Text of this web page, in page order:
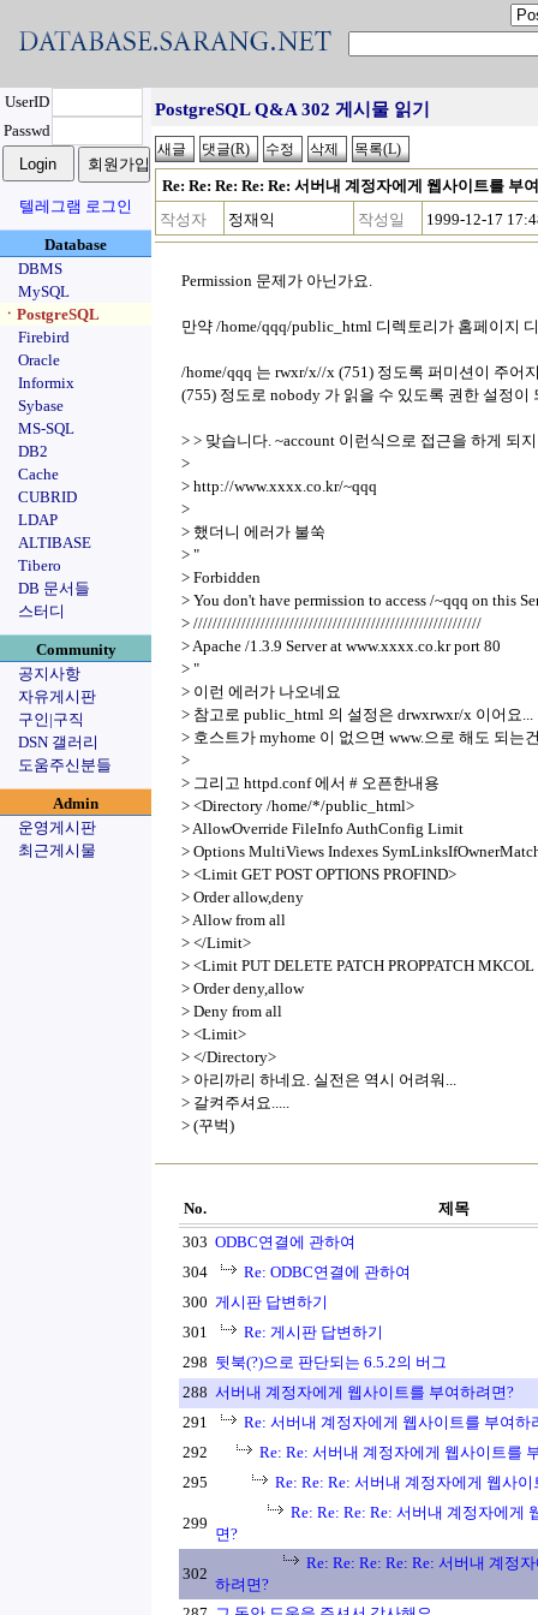
UserID
Passwd
텔레그램 로그인
Database
DBMS
MySQL
ㆍPostgreSQL
Firebird
Oracle
Informix
Sybase
MS-SQL
DB2
Cache
CUBRID
LDAP
ALTIBASE
Tibero
DB 문서들
스터디
Community
공지사항
자유게시판
구인|구직
DSN 갤러리
도움주신분들
Admin
운영게시판
최근게시물
PostgreSQL Q&A 302 게시물 읽기
Re: Re: Re: Re: Re: 서버내 계정자에게 웹사이트를 부
작성자
정재익 작성일 1999-12-17
Permission 문제가 아닌가요.
만약 /home/qqq/public_html 디렉토리가 홈페이지
/home/qqq 는 rwxr/x//x (751) 정도록 퍼미션이 주어
(755) 정도로 nobody 가 읽을 수 있도록 권한 설정
> > 맞습니다. ~account 이런식으로 접근을 하게 되
>
> http://www.xxxx.co.kr/~qqq
>
> 했더니 에러가 불쑥
> "
> Forbidden
> You don't have permission to access /~qqq on this
> ////////////////////////////////////////////////////////////
> Apache /1.3.9 Server at www.xxxx.co.kr port 80
> "
> 이런 에러가 나오네요
> 참고로 public_html 의 설정은 drwxrwxr/x 이어요...
> 호스트가 myhome 이 없으면 www.으로 해도 되는
>
> 그리고 httpd.conf 에서 # 오픈한내용
> <Directory /home/*/public_html>
> AllowOverride FileInfo AuthConfig Limit
> Options MultiViews Indexes
> <Limit GET POST OPTIONS PROFIND>
> Order allow,deny
> Allow from all
> </Limit>
> <Limit PUT DELETE PATCH PROPPATCH
> Order deny,allow
> Deny from all
> <Limit>
> </Directory>
> 아리까리 하네요. 실전은 역시 어려워...
> 갈켜주셔요.....
> (꾸벅)
No.
제목
303 ODBC연결에 관하여
304
Re: ODBC연결에 관하여
300 게시판 답변하기
301
Re: 게시판 답변하기
298 뒷북(?)으로 판단되는 6.5.2의 버그
288 서버내 계정자에게 웹사이트를 부여하려면?
291
Re: 서버내 계정자에게 웹사이트를 부여하
292
Re: Re: 서버내 계정자에게 웹사이트를
295
Re: Re: Re: 서버내 계정자에게 웹사
299
Re: Re: Re: Re: 서버내 계정자에게
면?
302
Re: Re: Re: Re: Re: 서버내 계정
하려면?